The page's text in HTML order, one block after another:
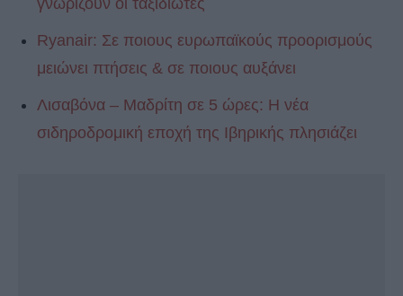
γνωρίζουν οι ταξιδιώτες
Ryanair: Σε ποιους ευρωπαϊκούς προορισμούς
μειώνει πτήσεις & σε ποιους αυξάνει
Λισαβόνα – Μαδρίτη σε 5 ώρες: Η νέα
σιδηροδρομική εποχή της Ιβηρικής πλησιάζει